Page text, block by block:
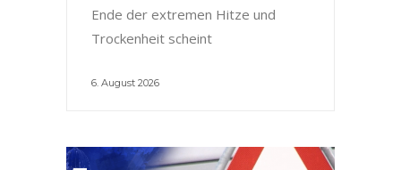
Ende der extremen Hitze und
Trockenheit scheint
6. August 2026